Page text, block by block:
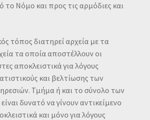
Νόμο και προς τις αρμόδιες και
τόπος διατηρεί αρχεία με τα
τα οποία αποστέλλουν οι
αποκλειστικά για λόγους
και βελτίωσης των
Τμήμα ή και το σύνολο των
δυνατό να γίνουν αντικείμενο
και μόνο για λόγους